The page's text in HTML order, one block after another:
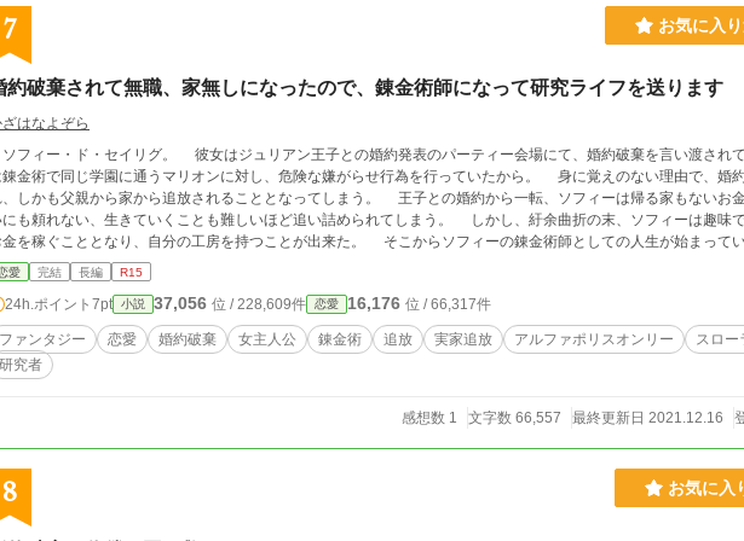
7 お気に入
約破棄されて無職、家無しになったので、錬金術師になって研究ライフを送ります
はなよぞら
フィー・ド・セイリグ。 彼女はジュリアン王子との婚約発表のパーティー会場にて、婚約破棄を言い渡さ
錬金術で同じ学園に通うマリオンに対し、危険な嫌がらせ行為を行っていたから。 身に覚えのない理由で、婚
かも父親から家から追放されることとなってしまう。 王子との婚約から一転、ソフィーは帰る家もないお金もない、知り合
も頼れない、生きていくことも難しいほど追い詰められてしまう。 しかし、紆余曲折の末、ソフィーは趣味であった錬金術で
金を稼ぐこととなり、自分の工房を持つことが出来た。 そこからソフィーの錬金術師としての人生が始まっ
愛 完結 長編 R15
24h.ポイント 7pt 小説 37,056 位 / 228,609件 恋愛 16,176 位 / 66,317件
ファンタジー 恋愛 婚約破棄 女主人公 錬金術 追放 実家追放 アルファポリスオンリー
スロー
研究者
感想数 1 文字数 66,557 最終更新日 2021.12.16
8 お気に入